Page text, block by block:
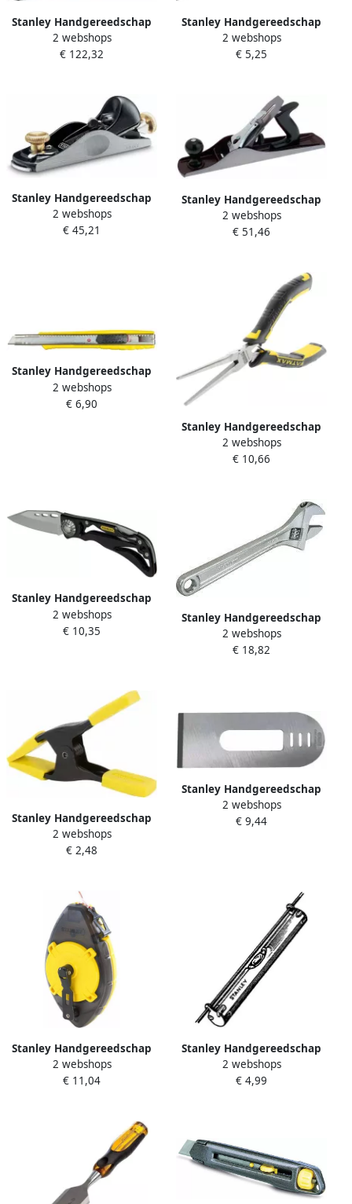
Stanley Handgereedschap
Rijschaaf Bailey 560mm 1-
12-007
2 webshops
€ 122,32
Stanley Handgereedschap
Vast Mes 299 0-10-299
2 webshops
€ 5,25
Stanley Handgereedschap
Blokschaaf 60 1 2 150mm 1-
12-060
2 webshops
€ 45,21
Stanley Handgereedschap
Blokschaaf Handyman
240mm 1-12-203
2 webshops
€ 51,46
Stanley Handgereedschap
FatMax Afbreekmes Metaal
9mm 0-10-411
2 webshops
€ 6,90
Stanley Handgereedschap
Stanley FATMAX Mini
Telefoontang FMHT0-80520
2 webshops
€ 10,66
Stanley Handgereedschap
Stanley Skeleton Mes 0-10-
253
2 webshops
€ 10,35
Stanley Handgereedschap
Stanley FatMax Verstelbare
Moersleutel 250mm x
2 webshops
€ 18,82
Stanley Handgereedschap
25mm 1" Metalen Veerklem
9-83-079
2 webshops
€ 2,48
Stanley Handgereedschap
Blokschaaf 220 180mm 0-12-
508
2 webshops
€ 9,44
Stanley Handgereedschap
Slaglijnmolen Powerwinder
30m 0-47-460
2 webshops
€ 11,04
Stanley Handgereedschap
Lijnwaterpas 80mm 0-42-
287
2 webshops
€ 4,99